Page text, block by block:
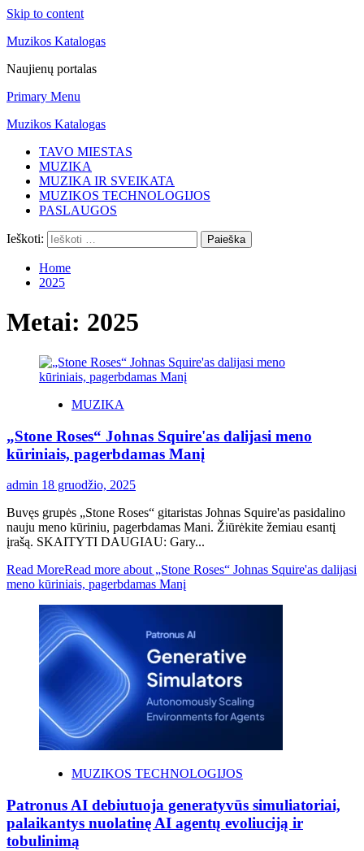
Skip to content
Muzikos Katalogas
Naujienų portalas
Primary Menu
Muzikos Katalogas
TAVO MIESTAS
MUZIKA
MUZIKA IR SVEIKATA
MUZIKOS TECHNOLOGIJOS
PASLAUGOS
Ieškoti:
Home
2025
Metai: 2025
MUZIKA
„Stone Roses“ Johnas Squire'as dalijasi meno
kūriniais, pagerbdamas Manį
admin 18 gruodžio, 2025
Buvęs grupės „Stone Roses“ gitaristas Johnas Squire'as pasidalino
nauju meno kūriniu, pagerbdamas Mani. Žiūrėkite žemiau esantį
įrašą. SKAITYTI DAUGIAU: Gary...
Read MoreRead more about „Stone Roses“ Johnas Squire'as dalijasi
meno kūriniais, pagerbdamas Manį
MUZIKOS TECHNOLOGIJOS
Patronus AI debiutuoja generatyvūs simuliatoriai,
palaikantys nuolatinę AI agentų evoliuciją ir
tobulinimą